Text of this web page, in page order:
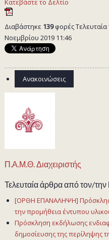
Κατεβάστε το Δελτίο
Διαβάστηκε 139φορές
Νοεμβρίου 2019 11:46
Ανακοινώσεις
Π.Α.Μ.Θ. Διαχειριστής
Τελευταία άρθρα από τον/
[ΟΡΘΗ ΕΠΑΝΑΛΗΨΗ]
την προμήθεια έντυπου
Πρόσκληση εκδήλωσης
δημοσίευσης της περίληψης